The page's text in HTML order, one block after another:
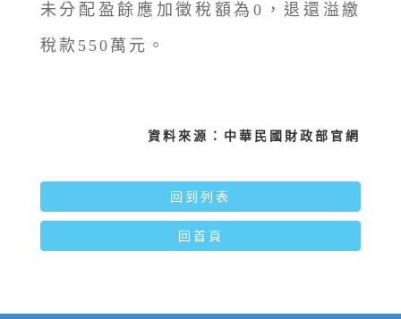
未分配盈餘應加徵稅額為0，退還溢繳
稅款550萬元。
資料來源：中華民國財政部官網
回到列表
回首頁